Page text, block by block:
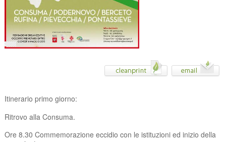
Itinerario primo giorno:
Ritrovo alla Consuma.
Ore 8.30 Commemorazione eccidio con le istituzioni ed inizio della